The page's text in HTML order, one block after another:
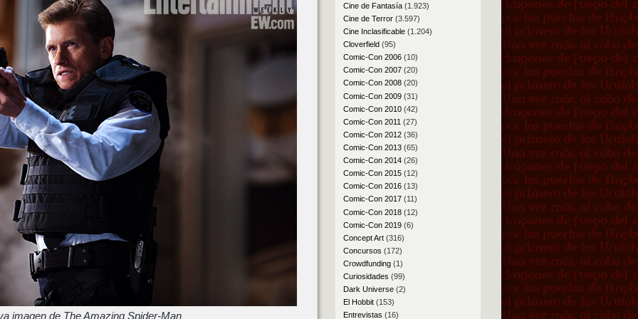
imagen de The Amazing Spider-Man
Cine de Fantasía(1.923)
Cine de Terror(3.597)
Cine Inclasificable(1.204)
Cloverfield(95)
Comic-Con 2006(10)
Comic-Con 2007(20)
Comic-Con 2008(20)
Comic-Con 2009(31)
Comic-Con 2010(42)
Comic-Con 2011 (27)
Comic-Con 2012(36)
Comic-Con 2013(65)
Comic-Con 2014(26)
Comic-Con 2015(12)
Comic-Con 2016(13)
Comic-Con 2017(11)
Comic-Con 2018(12)
Comic-Con 2019(6)
Concept Art(316)
Concursos (172)
Crowdfunding(1)
Curiosidades (99)
Dark Universe(2)
El Hobbit(153)
Entrevistas (16)